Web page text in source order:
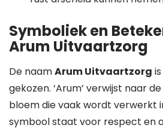
Symboliek en
Arum Uitvaartzorg
De naamArum Uitvaartzorg
gekozen. ‘Arum’ verwijst naar de
bloem die vaak wordt verwerkt
symbool staat voor respect en